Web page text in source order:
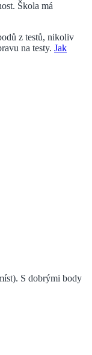
Škola má
z testů, nikoliv
na testy. Jak
S dobrými body